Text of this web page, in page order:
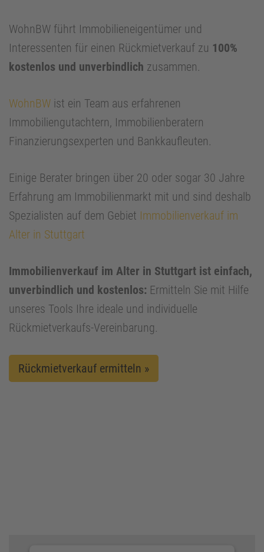
WohnBW führt Immobilieneigentümer und
Interessenten für einen Rückmietverkauf zu 100%
kostenlos und unverbindlich zusammen.
WohnBW ist ein Team aus erfahrenen
Immobiliengutachtern, Immobilienberatern
Finanzierungsexperten und Bankkaufleuten.
Einige Berater bringen über 20 oder sogar 30 Jahre
Erfahrung am Immobilienmarkt mit und sind deshalb
Spezialisten auf dem Gebiet Immobilienverkauf im
Alter in Stuttgart
Immobilienverkauf im Alter in Stuttgart ist einfach,
unverbindlich und kostenlos: Ermitteln Sie mit Hilfe
unseres Tools Ihre ideale und individuelle
Rückmietverkaufs-Vereinbarung.
Rückmietverkauf ermitteln »